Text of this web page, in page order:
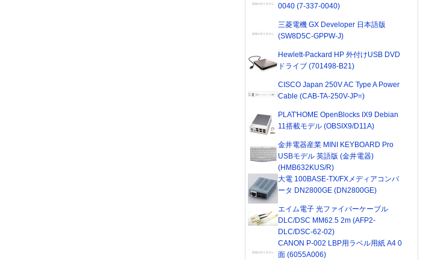
0040 (7-337-0040)
三菱電機 GX Developer 日本語版
(SW8D5C-GPPW-J)
Hewlett-Packard HP 外付けUSB DVD
ドライブ (701498-B21)
CISCO Japan 250V AC Type A Power
Cable (CAB-TA-250V-JP=)
PLAT'HOME OpenBlocks IX9 Debian
11搭載モデル (OBSIX9/D11A)
金井電器産業 MINI KEYBOARD Pro
USBモデル 英語版 (金井電器)
(HMB632KUS/R)
大電 100BASE-TX/FXメディアコンバ
ータ DN2800GE (DN2800GE)
エイム電子 光ファイバーケーブル
DLC/DSC MM62.5 2m (AFP2-
DLC/DSC-62-02)
CANON P-002 LBP用ラベル用紙 A4 0
面 (6055A006)